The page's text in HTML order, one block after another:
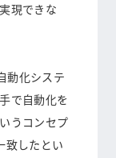
現できな
動化システ
で自動化を
うコンセプ
致したとい